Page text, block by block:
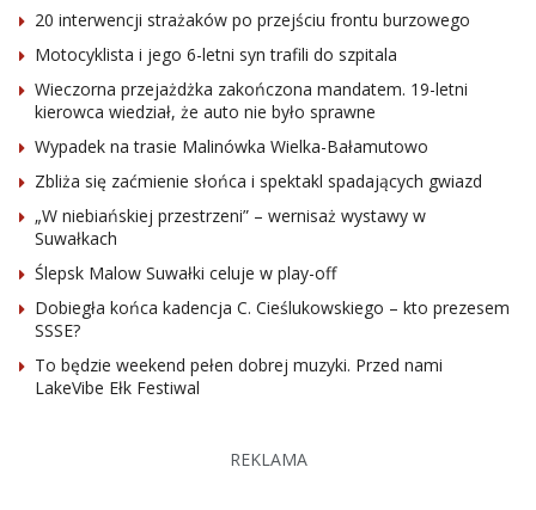
20 interwencji strażaków po przejściu frontu burzowego
Motocyklista i jego 6-letni syn trafili do szpitala
Wieczorna przejażdżka zakończona mandatem. 19-letni
kierowca wiedział, że auto nie było sprawne
Wypadek na trasie Malinówka Wielka-Bałamutowo
Zbliża się zaćmienie słońca i spektakl spadających gwiazd
„W niebiańskiej przestrzeni” – wernisaż wystawy w
Suwałkach
Ślepsk Malow Suwałki celuje w play-off
Dobiegła końca kadencja C. Cieślukowskiego – kto prezesem
SSSE?
To będzie weekend pełen dobrej muzyki. Przed nami
LakeVibe Ełk Festiwal
REKLAMA